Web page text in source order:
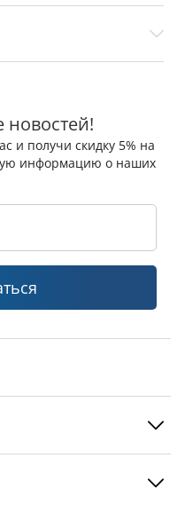
новостей!
и получи скидку 5% на
информацию о наших